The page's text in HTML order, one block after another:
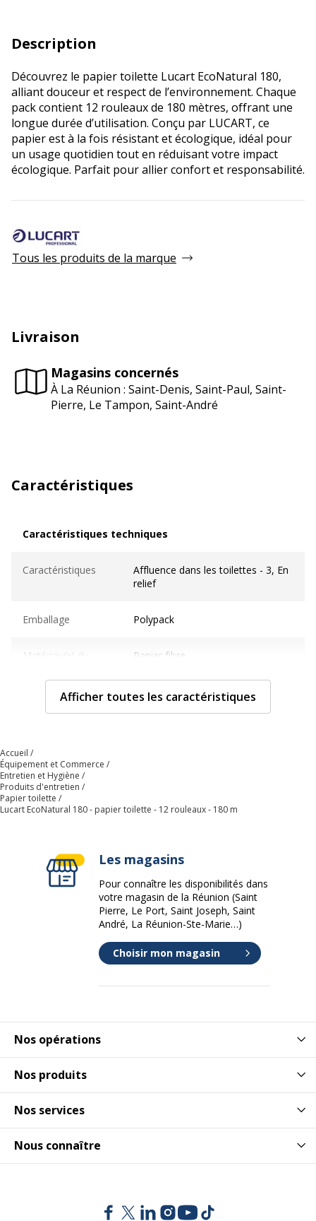
Description
Découvrez le papier toilette Lucart EcoNatural 180,
alliant douceur et respect de l’environnement. Chaque
pack contient 12 rouleaux de 180 mètres, offrant une
longue durée d’utilisation. Conçu par LUCART, ce
papier est à la fois résistant et écologique, idéal pour
un usage quotidien tout en réduisant votre impact
écologique. Parfait pour allier confort et responsabilité.
Tous les produits de la marque
Livraison
Magasins concernés
À La Réunion : Saint-Denis, Saint-Paul, Saint-
Pierre, Le Tampon, Saint-André
Caractéristiques
Caractéristiques techniques
Caractéristiques
Affluence dans les toilettes - 3, En
relief
Emballage Polypack
Matériau(x) du
Papier fibre
Nombre de pièces 750.0000
Caractéristiques générales
Quantité de couches
Quantité incluse
Sous-catégorie Serviettes et mouchoirs en papier
Type de pliage Rouleau
Papier toilette
Caractéristiques environnementales
Caractéristiques environnementales
Données d'identification
Données d'identification
Code barre maitre
Marque
Référence produit fabricant
Afficher toutes les caractéristiques
Accueil
Équipement et Commerce
Entretien et Hygiène
Produits d'entretien
Papier toilette
Lucart EcoNatural 180 - papier toilette - 12 rouleaux - 180 m
Nos opérations
Nos produits
Nos services
Nous connaître
Les magasins
Pour connaître les disponibilités dans
votre magasin de la Réunion (Saint
Pierre, Le Port, Saint Joseph, Saint
André, La Réunion-Ste-Marie…)
Choisir mon magasin